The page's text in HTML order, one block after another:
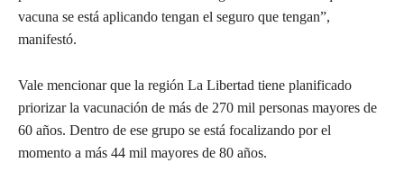
vacuna se está aplicando tengan el seguro que tengan”,
manifestó.
Vale mencionar que la región La Libertad tiene planificado
priorizar la vacunación de más de 270 mil personas mayores de
60 años. Dentro de ese grupo se está focalizando por el
momento a más 44 mil mayores de 80 años.